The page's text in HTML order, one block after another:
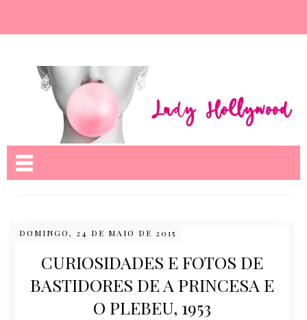
DOMINGO, 24 DE MAIO DE 2015
CURIOSIDADES E FOTOS DE
BASTIDORES DE A PRINCESA E
O PLEBEU, 1953